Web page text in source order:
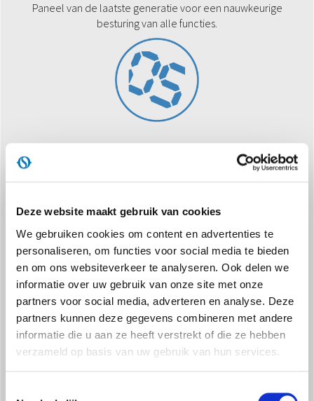
Deze website maakt gebruik van cookies
We gebruiken cookies om content en advertenties te
personaliseren, om functies voor social media te bieden
en om ons websiteverkeer te analyseren. Ook delen we
informatie over uw gebruik van onze site met onze
partners voor social media, adverteren en analyse. Deze
partners kunnen deze gegevens combineren met andere
informatie die u aan ze heeft verstrekt of die ze hebben
verzameld op basis van uw gebruik van hun services.
Paneel van de laatste generatie voor een nauwkeurige
besturing van alle functies.
De afstandsbediening werkt als een thermostaat op afstand om
waar er zich personen in een ruimte bevinden.
DRAAIWIELEN
Hij kan gemakkelijk vervoerd en verplaatst worden in alle